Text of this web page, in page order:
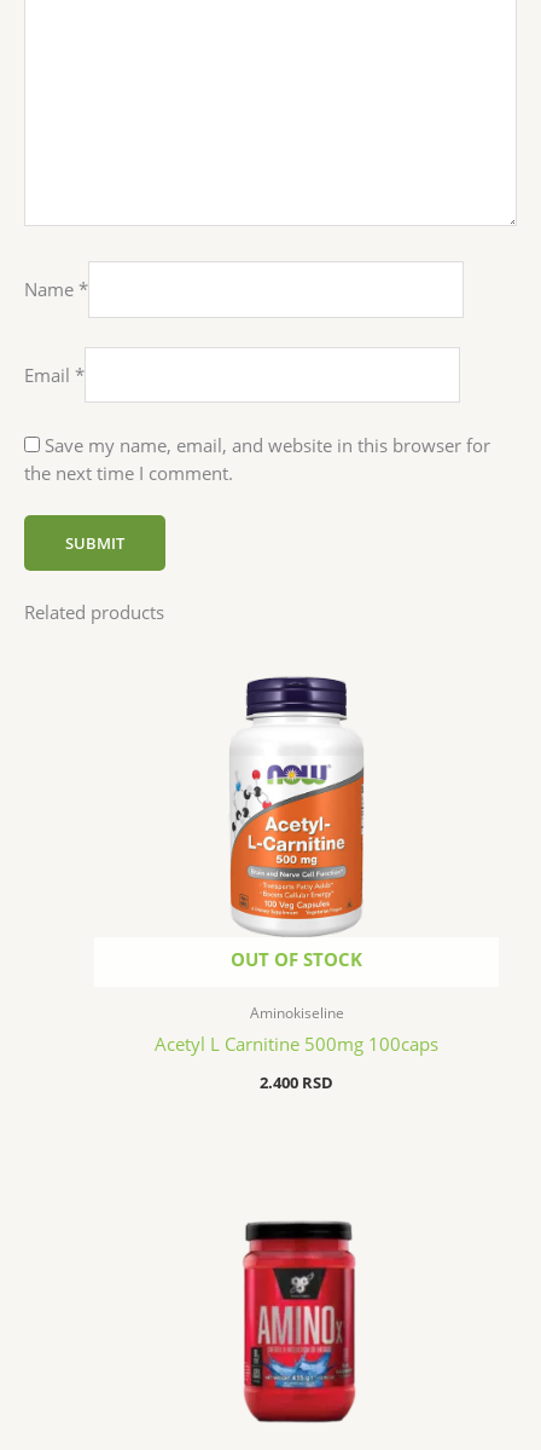
Name *
Email *
Save my name, email, and website in this browser for
the next time I comment.
Related products
OUT OF STOCK
Aminokiseline
Acetyl L Carnitine 500mg 100caps
2.400 RSD